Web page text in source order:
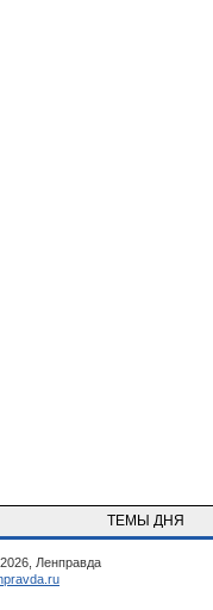
ТЕМЫ ДНЯ
Ленправда